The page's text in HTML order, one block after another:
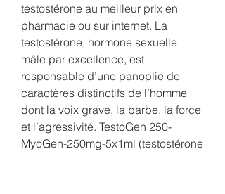
testostérone au meilleur prix en
pharmacie ou sur internet. La
testostérone, hormone sexuelle
mâle par excellence, est
responsable d’une panoplie de
caractères distinctifs de l’homme
dont la voix grave, la barbe, la force
et l’agressivité. TestoGen 250-
MyoGen-250mg-5x1ml (testostérone